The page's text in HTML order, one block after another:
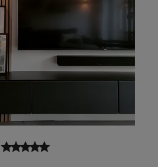
starstarstarstarstar